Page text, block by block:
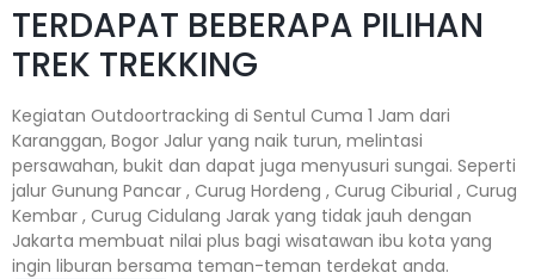
TERDAPAT BEBERAPA PILIHAN
TREK TREKKING
Kegiatan Outdoortracking di Sentul Cuma 1 Jam dari
Karanggan, Bogor Jalur yang naik turun, melintasi
persawahan, bukit dan dapat juga menyusuri sungai. Seperti
jalur Gunung Pancar , Curug Hordeng , Curug Ciburial , Curug
Kembar , Curug Cidulang Jarak yang tidak jauh dengan
Jakarta membuat nilai plus bagi wisatawan ibu kota yang
ingin liburan bersama teman-teman terdekat anda.